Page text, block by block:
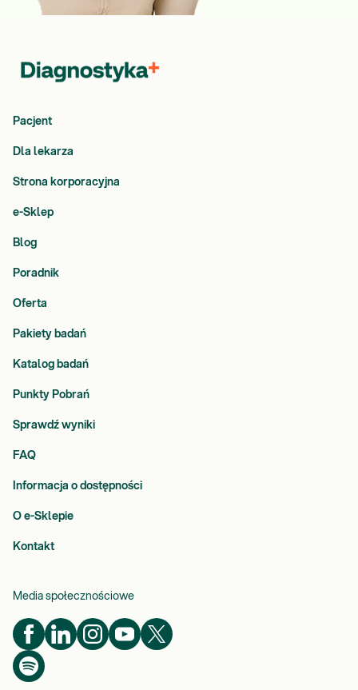
Pacjent
Dla lekarza
Strona korporacyjna
e-Sklep
Blog
Poradnik
Oferta
Pakiety badań
Katalog badań
Punkty Pobrań
Sprawdź wyniki
FAQ
Informacja o dostępności
O e-Sklepie
Kontakt
Media społecznościowe